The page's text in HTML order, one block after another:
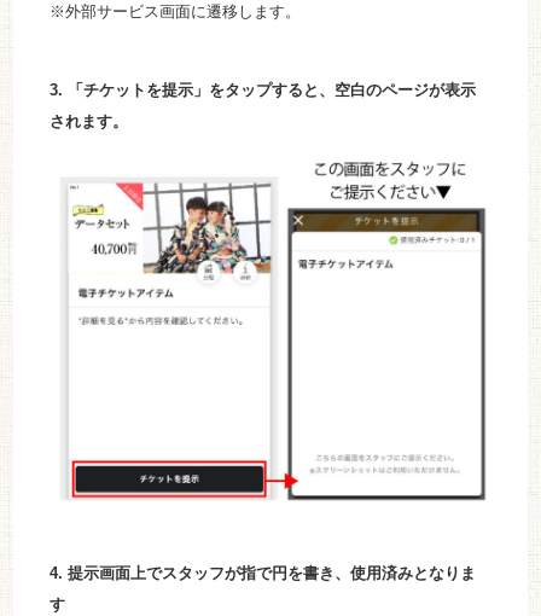
※外部サービス画面に遷移します。
3. 「チケットを提示」をタップすると、空白のページが表示
されます。
4. 提示画面上でスタッフが指で円を書き、使用済みとなりま
す